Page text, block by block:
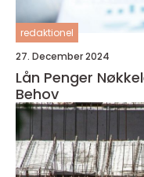
redaktionel
27. December 2024
Lån Penger Nøkkelen til Dine Økonomiske
Behov